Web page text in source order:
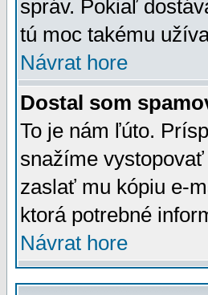
správ. Pokiaľ
tú moc takému
Návrat hore
Dostal som
To je nám ľúto.
snažíme
zaslať mu kópiu e-
ktorá potrebné
Návrat hore